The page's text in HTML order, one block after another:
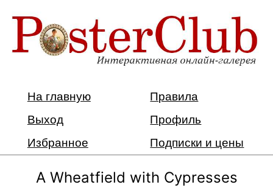
На главную
Правила
Выход
Профиль
Избранное
Подписки и цены
A Wheatfield with Cypresses